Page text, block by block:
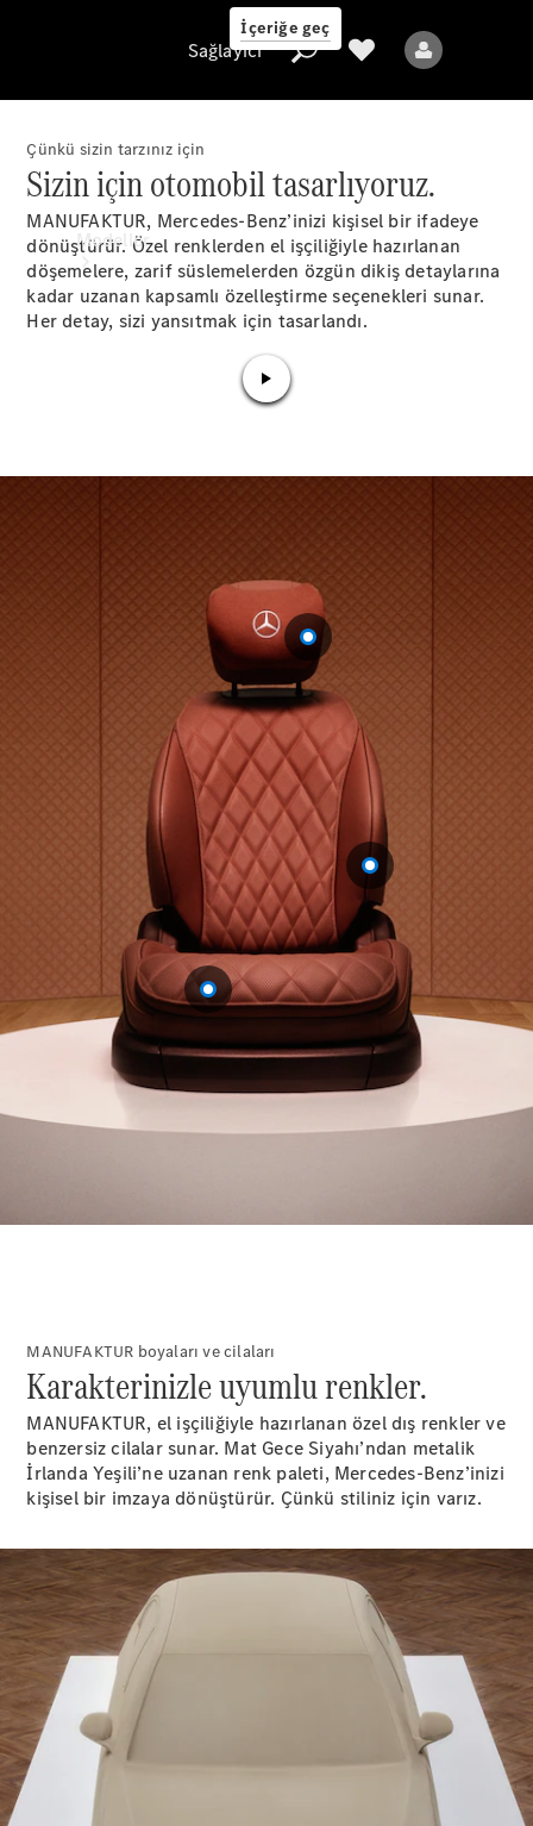
İçeriğe geç
Sağlayıcı
Modeller
Elektrikli modeller
Plug-in Hibrit modeller
Sedan
Tüm Sedan
Elektrik
Yeni
Elektrik
E-Serisi
S-Serisi
Mercedes-
Maybach
S-Serisi
Aracını
Store
Tüm SUV
EQA
Elektrik
GLA
GLB Elektrik
GLB
GLC
Elektrik
GLC
GLC Coupé
GLE Coupé
G-
Serisi
G-Serisi
Sağlayıcı
Çünkü sizin tarzınız için
Sizin için otomobil tasarlıyoruz.
MANUFAKTUR, Mercedes-Benz’inizi kişisel bir ifadeye
dönüştürür. Özel renklerden el işçiliğiyle hazırlanan
döşemelere, zarif süslemelerden özgün dikiş detaylarına
kadar uzanan kapsamlı özelleştirme seçenekleri sunar.
Her detay, sizi yansıtmak için tasarlandı.
MANUFAKTUR boyaları ve cilaları
Karakterinizle uyumlu renkler.
MANUFAKTUR, el işçiliğiyle hazırlanan özel dış renkler ve
benzersiz cilalar sunar. Mat Gece Siyahı’ndan metalik
İrlanda Yeşili’ne uzanan renk paleti, Mercedes-Benz’inizi
kişisel bir imzaya dönüştürür. Çünkü stiliniz için varız.